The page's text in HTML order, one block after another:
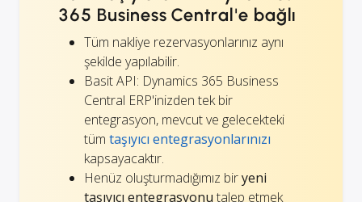
365 Business Central'e bağlı
Tüm nakliye rezervasyonlarınız aynı
şekilde yapılabilir.
Basit API: Dynamics 365 Business
Central ERP'inizden tek bir
entegrasyon, mevcut ve gelecekteki
tüm taşıyıcı entegrasyonlarınızı
kapsayacaktır.
Henüz oluşturmadığımız biryeni
taşıyıcı entegrasyonu talep etmek